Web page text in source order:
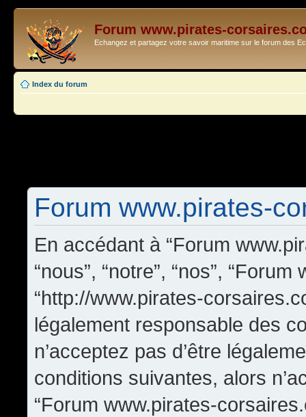
Forum www.pirates-
Echangez et partagez votre savoir maritime sur le forum des
Index du forum
Forum www.pirates-
En accédant à “Forum
“nous”, “notre”, “nos”,
“http://www.pirates-
légalement responsable des
n’acceptez pas d’être
conditions suivantes, alors
“Forum www.pirates-